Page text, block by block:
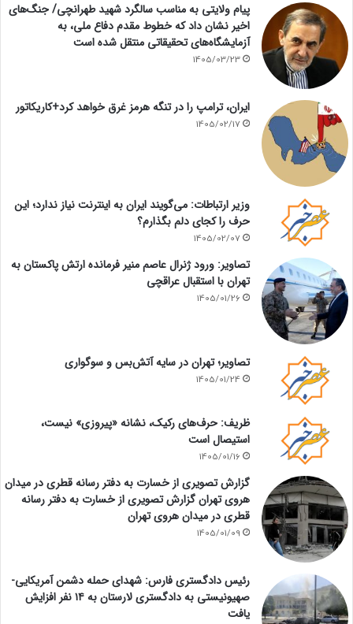
پیام ولایتی به مناسب سالگرد شهید طهرانچی/ جنگ‌های
اخیر نشان داد که خطوط مقدم دفاع ملی، به
آزمایشگاه‌های تحقیقاتی منتقل شده است
1405/03/23
ایران، ترامپ را در تنگه هرمز غرق خواهد کرد+کاریکاتور
1405/02/17
وزیر ارتباطات: می‌گویند ایران به اینترنت نیاز ندارد؛ این
حرف را کجای دلم بگذارم؟
1405/02/07
تصاویر: ورود ژنرال عاصم منیر فرمانده ارتش پاکستان به
تهران با استقبال عراقچی
1405/01/26
تصاویر؛ تهران در سایه آتش‌بس و سوگواری
1405/01/24
ظریف: حرف‌های رکیک، نشانه «پیروزی» نیست،
استیصال است
1405/01/16
گزارش تصویری از خسارت به دفتر رسانه قطری در میدان
هروی تهران گزارش تصویری از خسارت به دفتر رسانه
قطری در میدان هروی تهران
1405/01/09
رئیس دادگستری فارس: شهدای حمله دشمن آمریکایی-
صهیونیستی به دادگستری لارستان به ۱۴ نفر افزایش
یافت